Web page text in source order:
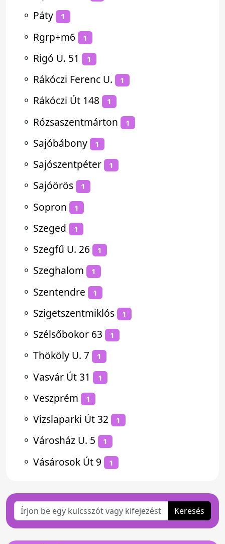
⚬ Páty 1
⚬ Rgrp+m6 1
⚬ Rigó U. 51 1
⚬ Rákóczi Ferenc U. 1
⚬ Rákóczi Út 148 1
⚬ Rózsaszentmárton 1
⚬ Sajóbábony 1
⚬ Sajószentpéter 1
⚬ Sajóörös 1
⚬ Sopron 1
⚬ Szeged 1
⚬ Szegfű U. 26 1
⚬ Szeghalom 1
⚬ Szentendre 1
⚬ Szigetszentmiklós 1
⚬ Szélsőbokor 63 1
⚬ Thököly U. 7 1
⚬ Vasvár Út 31 1
⚬ Veszprém 1
⚬ Vizslaparki Út 32 1
⚬ Városház U. 5 1
⚬ Vásárosok Út 9 1
Keresés